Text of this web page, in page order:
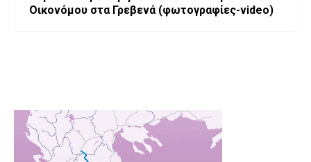
Οικονόμου στα Γρεβενά (φωτογραφίες-video)